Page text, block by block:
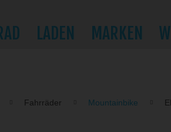
LADEN MARKEN
Fahrräder Mountainbike